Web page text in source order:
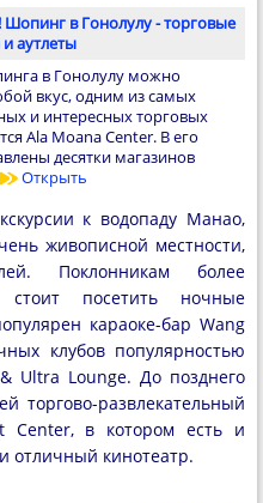
в Гонолулу - торговые
аутлеты
в Гонолулу можно
вкус, одним из самых
и интересных торговых
Ala Moana Center. В его
десятки магазинов
Открыть
к водопаду Манао,
живописной местности,
Поклонникам более
стоит посетить ночные
караоке-бар Wang
клубов популярностью
Ultra Lounge. До позднего
торгово-развлекательный
Center, в котором есть и
отличный кинотеатр.